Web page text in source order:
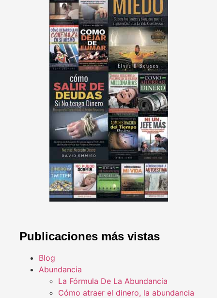
Publicaciones más vistas
Blog
Abundancia
La Fórmula De La Abundancia
Cómo atraer el dinero, la abundancia